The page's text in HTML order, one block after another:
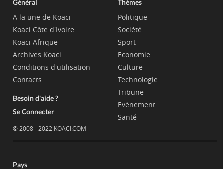
Général
A la une de Koaci
Koaci Côte d'Ivoire
Koaci Afrique
Archives Koaci
Conditions d'utilisation
Contacts
Besoin d'aide ?
Se Connecter
© 2008 - 2022 KOACI.COM
Thèmes
Politique
Société
Sport
Economie
Culture
Technologie
Tribune
Evènement
Santé
Pays